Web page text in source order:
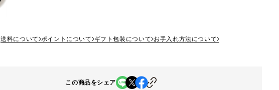
送料について ポイントについて ギフト包装について お手入れ方法について
この商品をシェア